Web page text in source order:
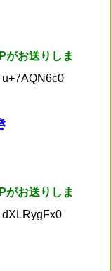
がお送りしま
u+7AQN6c0
がお送りしま
dXLRygFx0